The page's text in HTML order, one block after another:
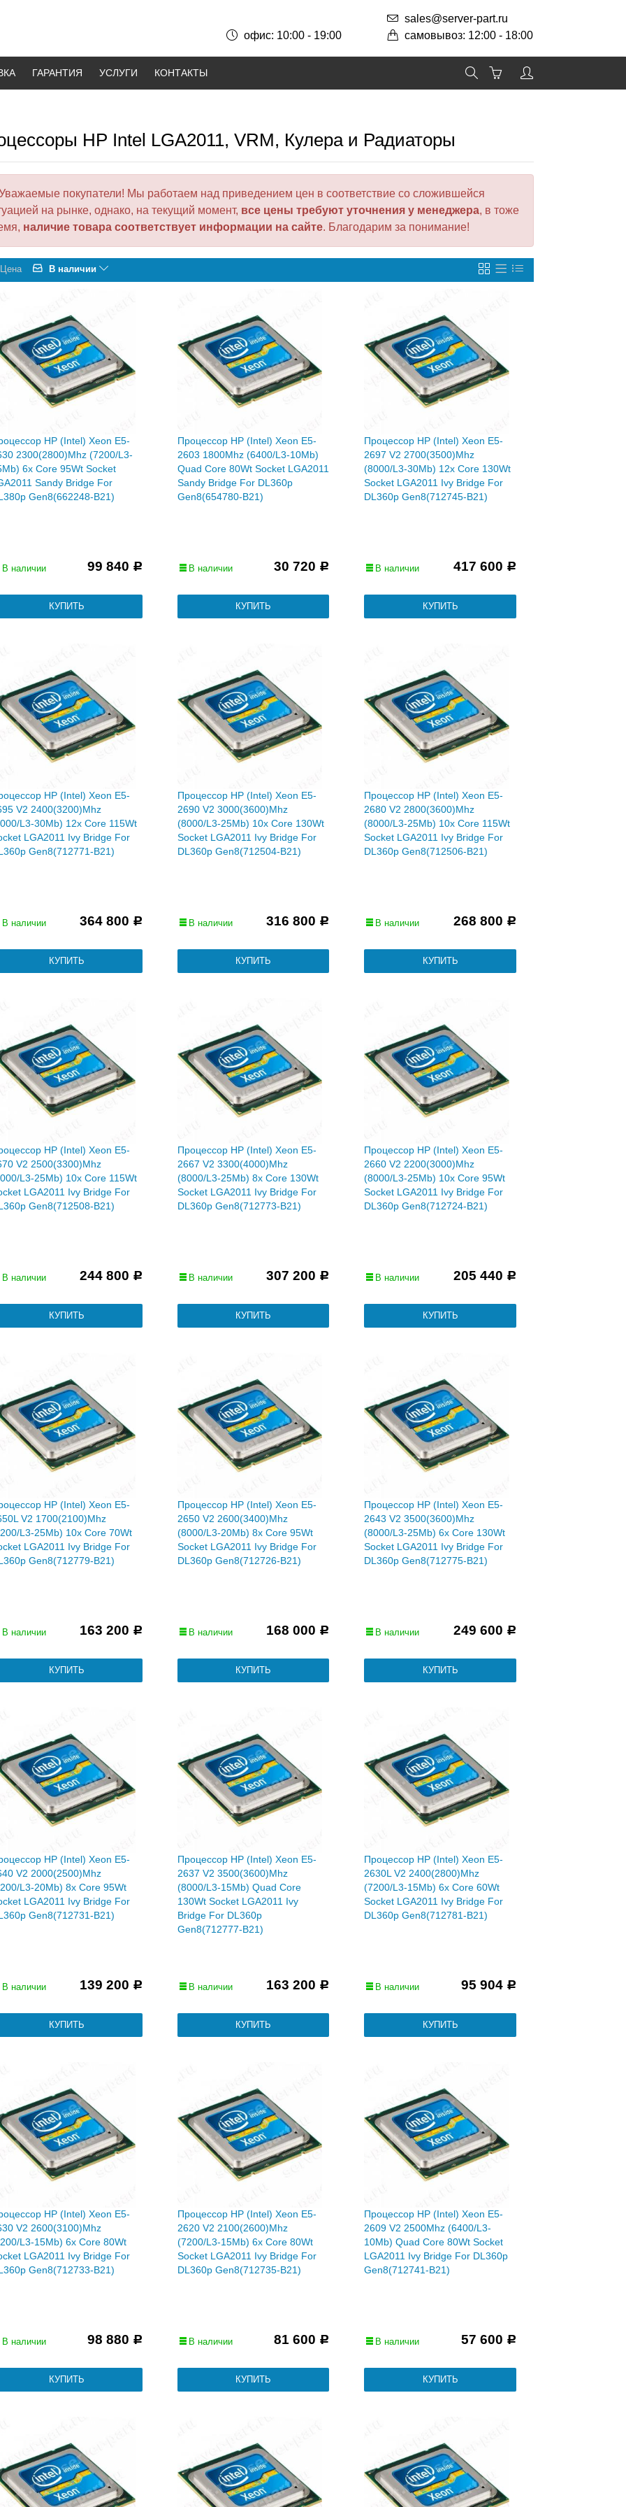
sales@server-part.ru
самовывоз: 12:00 - 18:00
офис: 10:00 - 19:00
ГАРАНТИЯ УСЛУГИ КОНТАКТЫ
HP Intel LGA2011, VRM, Кулера и Радиаторы
покупатели! Мы работаем над приведением цен в соответствие со сложившейся
на рынке, однако, на текущий момент, все цены требуют уточнения у менеджера, в тоже
наличие товара соответствует информации на сайте. Благодарим за понимание!
Цена В наличии
HP (Intel) Xeon E5-
2300(2800)Mhz (7200/L3-
6x Core 95Wt Socket
Sandy Bridge For
Gen8(662248-B21)
В наличии 99 840 Р
Процессор HP (Intel) Xeon E5-
2603 1800Mhz (6400/L3-10Mb)
Quad Core 80Wt Socket LGA2011
Sandy Bridge For DL360p
Gen8(654780-B21)
В наличии 30 720 Р
Процессор HP (Intel) Xeon E5-
2697 V2 2700(3500)Mhz
(8000/L3-30Mb) 12x Core 130Wt
Socket LGA2011 Ivy Bridge For
DL360p Gen8(712745-B21)
В наличии 417 600 Р
HP (Intel) Xeon E5-
V2 2400(3200)Mhz
L3-30Mb) 12x Core 115Wt
LGA2011 Ivy Bridge For
Gen8(712771-B21)
В наличии 364 800 Р
Процессор HP (Intel) Xeon E5-
2690 V2 3000(3600)Mhz
(8000/L3-25Mb) 10x Core 130Wt
Socket LGA2011 Ivy Bridge For
DL360p Gen8(712504-B21)
В наличии 316 800 Р
Процессор HP (Intel) Xeon E5-
2680 V2 2800(3600)Mhz
(8000/L3-25Mb) 10x Core 115Wt
Socket LGA2011 Ivy Bridge For
DL360p Gen8(712506-B21)
В наличии 268 800 Р
HP (Intel) Xeon E5-
V2 2500(3300)Mhz
L3-25Mb) 10x Core 115Wt
LGA2011 Ivy Bridge For
Gen8(712508-B21)
В наличии 244 800 Р
Процессор HP (Intel) Xeon E5-
2667 V2 3300(4000)Mhz
(8000/L3-25Mb) 8x Core 130Wt
Socket LGA2011 Ivy Bridge For
DL360p Gen8(712773-B21)
В наличии 307 200 Р
Процессор HP (Intel) Xeon E5-
2660 V2 2200(3000)Mhz
(8000/L3-25Mb) 10x Core 95Wt
Socket LGA2011 Ivy Bridge For
DL360p Gen8(712724-B21)
В наличии 205 440 Р
HP (Intel) Xeon E5-
V2 1700(2100)Mhz
L3-25Mb) 10x Core 70Wt
LGA2011 Ivy Bridge For
Gen8(712779-B21)
В наличии 163 200 Р
Процессор HP (Intel) Xeon E5-
2650 V2 2600(3400)Mhz
(8000/L3-20Mb) 8x Core 95Wt
Socket LGA2011 Ivy Bridge For
DL360p Gen8(712726-B21)
В наличии 168 000 Р
Процессор HP (Intel) Xeon E5-
2643 V2 3500(3600)Mhz
(8000/L3-25Mb) 6x Core 130Wt
Socket LGA2011 Ivy Bridge For
DL360p Gen8(712775-B21)
В наличии 249 600 Р
HP (Intel) Xeon E5-
V2 2000(2500)Mhz
L3-20Mb) 8x Core 95Wt
LGA2011 Ivy Bridge For
Gen8(712731-B21)
В наличии 139 200 Р
Процессор HP (Intel) Xeon E5-
2637 V2 3500(3600)Mhz
(8000/L3-15Mb) Quad Core
130Wt Socket LGA2011 Ivy
Bridge For DL360p
Gen8(712777-B21)
В наличии 163 200 Р
Процессор HP (Intel) Xeon E5-
2630L V2 2400(2800)Mhz
(7200/L3-15Mb) 6x Core 60Wt
Socket LGA2011 Ivy Bridge For
DL360p Gen8(712781-B21)
В наличии 95 904 Р
HP (Intel) Xeon E5-
V2 2600(3100)Mhz
L3-15Mb) 6x Core 80Wt
LGA2011 Ivy Bridge For
Gen8(712733-B21)
В наличии 98 880 Р
Процессор HP (Intel) Xeon E5-
2620 V2 2100(2600)Mhz
(7200/L3-15Mb) 6x Core 80Wt
Socket LGA2011 Ivy Bridge For
DL360p Gen8(712735-B21)
В наличии 81 600 Р
Процессор HP (Intel) Xeon E5-
2609 V2 2500Mhz (6400/L3-
10Mb) Quad Core 80Wt Socket
LGA2011 Ivy Bridge For DL360p
Gen8(712741-B21)
В наличии 57 600 Р